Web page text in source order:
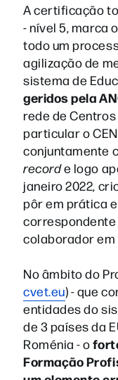
A certificação
- nível 5, marca
todo um
agilização de
sistema de
geridos pela
rede de Centros
particular o
conjuntamente
recorde logo
janeiro 2022,
pôr em prática
colaborador em
No âmbito do
cvet.eu) - que
entidades do
de 3 países da
Roménia - o
Formação